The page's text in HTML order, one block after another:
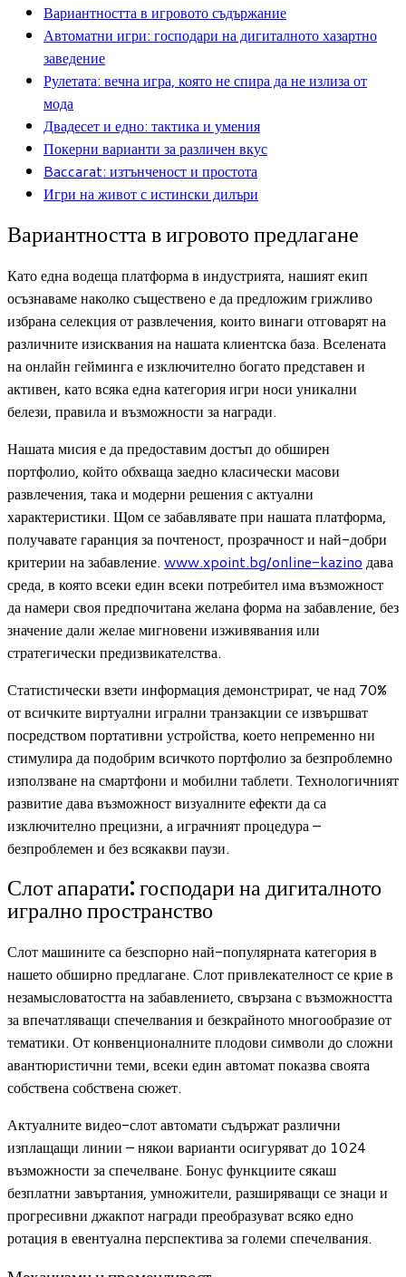
Вариантността в игровото съдържание
Автоматни игри: господари на дигиталното хазартно
заведение
Рулетата: вечна игра, която не спира да не излиза от
мода
Двадесет и едно: тактика и умения
Покерни варианти за различен вкус
Baccarat: изтънченост и простота
Игри на живот с истински дилъри
Вариантността в игровото предлагане
Като една водеща платформа в индустрията, нашият екип
осъзнаваме наколко съществено е да предложим грижливо
избрана селекция от развлечения, които винаги отговарят на
различните изисквания на нашата клиентска база. Вселената
на онлайн гейминга е изключително богато представен и
активен, като всяка една категория игри носи уникални
белези, правила и възможности за награди.
Нашата мисия е да предоставим достъп до обширен
портфолио, който обхваща заедно класически масови
развлечения, така и модерни решения с актуални
характеристики. Щом се забавлявате при нашата платформа,
получавате гаранция за почтеност, прозрачност и най-добри
критерии на забавление. www.xpoint.bg/online-kazino дава
среда, в която всеки един всеки потребител има възможност
да намери своя предпочитана желана форма на забавление, без
значение дали желае мигновени изживявания или
стратегически предизвикателства.
Статистически взети информация демонстрират, че над 70%
от всичките виртуални игрални транзакции се извършват
посредством портативни устройства, което непременно ни
стимулира да подобрим всичкото портфолио за безпроблемно
използване на смартфони и мобилни таблети. Технологичният
развитие дава възможност визуалните ефекти да са
изключително прецизни, а играчният процедура –
безпроблемен и без всякакви паузи.
Слот апарати: господари на дигиталното
игрално пространство
Слот машините са безспорно най-популярната категория в
нашето обширно предлагане. Слот привлекателност се крие в
незамысловатостта на забавлението, свързана с възможността
за впечатляващи спечелвания и безкрайното многообразие от
тематики. От конвенционалните плодови символи до сложни
авантюристични теми, всеки един автомат показва своята
собствена собствена сюжет.
Актуалните видео-слот автомати съдържат различни
изплащащи линии – някои варианти осигуряват до 1024
възможности за спечелване. Бонус функциите сякаш
безплатни завъртания, умножители, разширяващи се знаци и
прогресивни джакпот награди преобразуват всяко едно
ротация в евентуална перспектива за големи спечелвания.